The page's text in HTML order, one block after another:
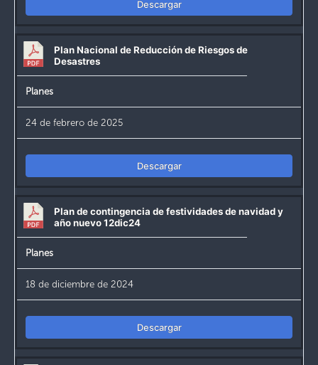
Descargar
Plan Nacional de Reducción de Riesgos de
Desastres
Planes
24 de febrero de 2025
Descargar
Plan de contingencia de festividades de navidad y
año nuevo 12dic24
Planes
18 de diciembre de 2024
Descargar